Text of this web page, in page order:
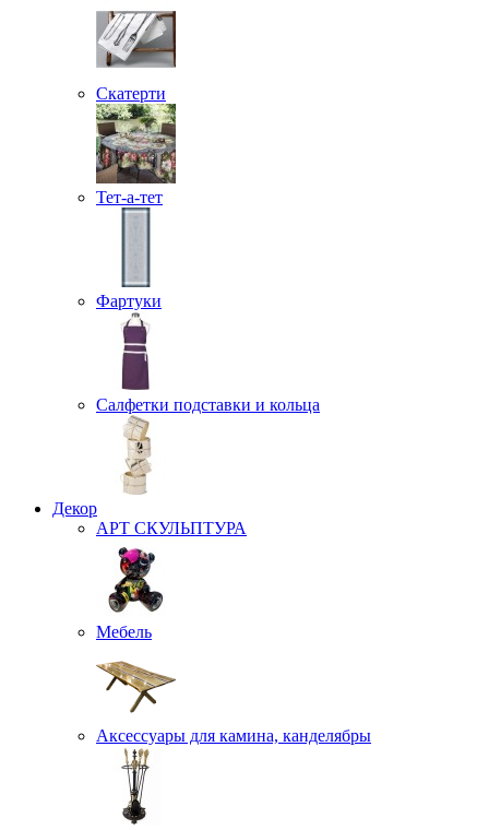
Скатерти
Тет-а-тет
Фартуки
Салфетки подставки и кольца
Декор
АРТ СКУЛЬПТУРА
Мебель
Аксессуары для камина, канделябры